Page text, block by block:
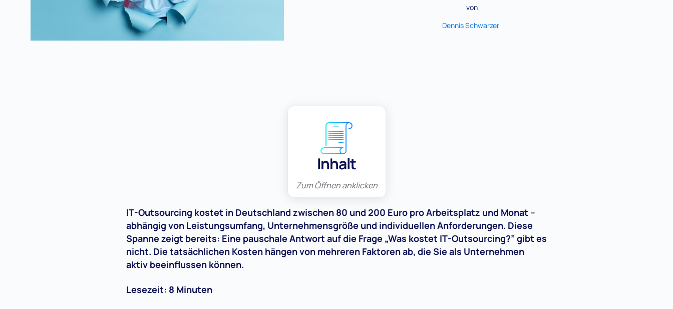
von
Dennis Schwarzer
Inhalt
Zum Öffnen anklicken
IT-Outsourcing kostet in Deutschland zwischen 80 und 200 Euro pro Arbeitsplatz und Monat –
abhängig von Leistungsumfang, Unternehmensgröße und individuellen Anforderungen. Diese
Spanne zeigt bereits: Eine pauschale Antwort auf die Frage „Was kostet IT-Outsourcing?” gibt es
nicht. Die tatsächlichen Kosten hängen von mehreren Faktoren ab, die Sie als Unternehmen
aktiv beeinflussen können.
Lesezeit: 8 Minuten